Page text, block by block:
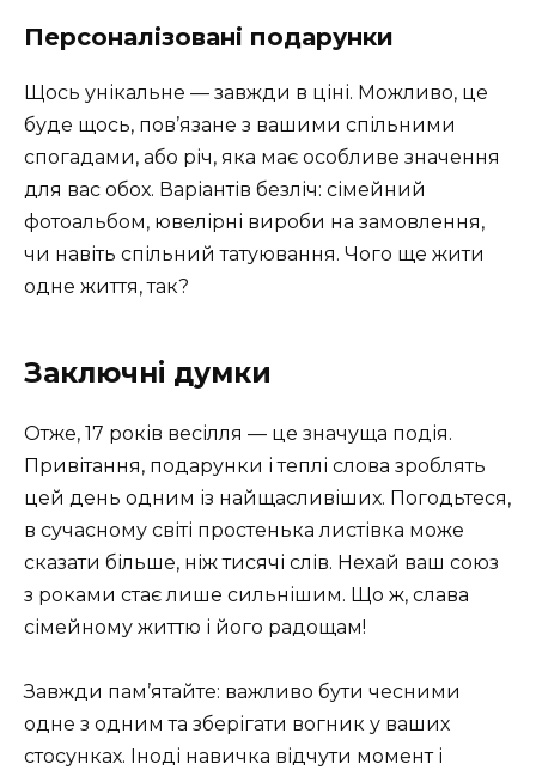
Персоналізовані подарунки
Щось унікальне — завжди в ціні. Можливо, це
буде щось, пов’язане з вашими спільними
спогадами, або річ, яка має особливе значення
для вас обох. Варіантів безліч: сімейний
фотоальбом, ювелірні вироби на замовлення,
чи навіть спільний татуювання. Чого ще жити
одне життя, так?
Заключні думки
Отже, 17 років весілля — це значуща подія.
Привітання, подарунки і теплі слова зроблять
цей день одним із найщасливіших. Погодьтеся,
в сучасному світі простенька листівка може
сказати більше, ніж тисячі слів. Нехай ваш союз
з роками стає лише сильнішим. Що ж, слава
сімейному життю і його радощам!
Завжди пам’ятайте: важливо бути чесними
одне з одним та зберігати вогник у ваших
стосунках. Іноді навичка відчути момент і